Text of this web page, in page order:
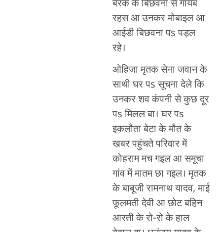
बैरक के बिछवना से गायब
रहस आ उनकर मोबाइल आ
आईडी बिछवना पs पड़ल
रहे।
ओहिजा मृतक सेना जवान के
साथी घर पs सूचना देले कि
उनकर शव कंपनी से कुछ दूर
पs मिलल बा। घर पs
इकलौता बेटा के मौत के
खबर पहुंचते परिवार में
कोहराम मच गइल आ समूचा
गांव में मातम छा गइल। मृतक
के बाबूजी रामनाथ यादव, माई
फूलमती देवी आ छोट बहिन
आरती के रो-रो के हाल